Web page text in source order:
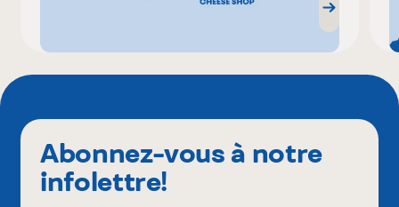
Abonnez-vous à notre
infolettre!